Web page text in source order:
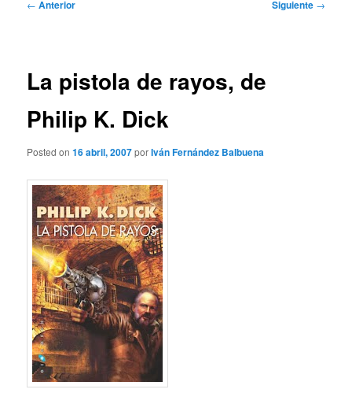
← Anterior Siguiente →
La pistola de rayos, de
Philip K. Dick
Posted on16 abril, 2007porIván Fernández Balbuena